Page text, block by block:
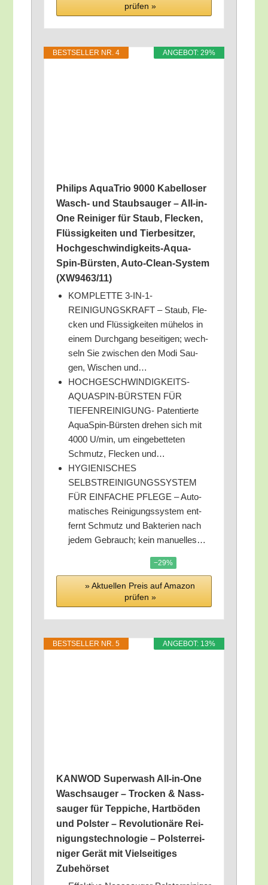
prü­fen »
ANGE­BOT: 29%
BEST­SEL­LER NR. 4
Phil­ips Aqua­Trio 9000 Kabel­lo­ser
Wasch- und Staub­sauger – All-in-
One Rei­ni­ger für Staub, Fle­cken,
Flüs­sig­kei­ten und Tier­be­sit­zer,
Hoch­ge­schwin­dig­keits-Aqua­
Spin-Bürs­ten, Auto-Clean-Sys­tem
(XW9463/​11)
KOMPLETTE 3‑IN-1-
REINIGUNGSKRAFT – Staub, Fle­
cken und Flüs­sig­kei­ten mühe­los in
einem Durch­gang besei­ti­gen; wech­
seln Sie zwi­schen den Modi Sau­
gen, Wischen und…
HOCHGESCHWINDIGKEITS-
AQUASPIN-BÜRSTEN FÜR
TIEFENREINIGUNG- Paten­tier­te
Aqua­Spin-Bürs­ten dre­hen sich mit
4000 U/​min, um ein­ge­bet­te­ten
Schmutz, Fle­cken und…
HYGIENISCHES
SELBSTREINIGUNGSSYSTEM
FÜR EINFACHE PFLEGE – Auto­
ma­ti­sches Rei­ni­gungs­sys­tem ent­
fernt Schmutz und Bak­te­ri­en nach
jedem Gebrauch; kein manuelles…
−29%
» Aktu­el­len Preis auf Ama­zon
prü­fen »
ANGE­BOT: 13%
BEST­SEL­LER NR. 5
KANWOD Super­wa­sh All-in-One
Wasch­sau­ger – Tro­cken & Nass­
sauger für Tep­pi­che, Hart­bö­den
und Pols­ter – Revo­lu­tio­nä­re Rei­
ni­gungs­tech­no­lo­gie – Pols­ter­rei­
ni­ger Gerät mit Viel­sei­ti­ges
Zubehörset